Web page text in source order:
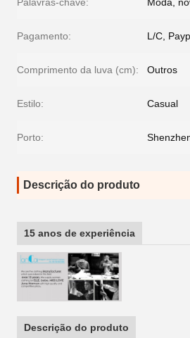
Pagamento: L/C,
Comprimento da luva (cm): Outros
Estilo: Casual
Porto:
Descrição do produto
15 anos de experiência
Descrição do produto